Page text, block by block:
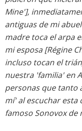
Mine'],
antiguas de mi
madre toca el arpa
mi esposa [Régine
incluso tocan el
nuestra 'familia' en
personas que tanto
mí' al escuchar esta
famoso Sonovox de